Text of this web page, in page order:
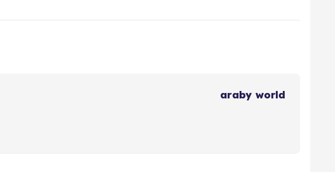
araby world